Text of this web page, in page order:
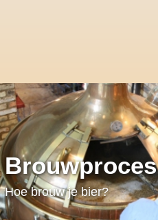
Brouwproces
Hoe brouw je bier?